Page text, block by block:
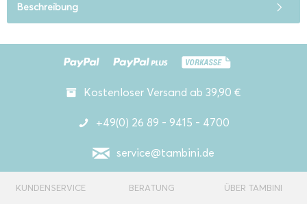
Beschreibung
Kostenloser Versand ab 39,90 €
+49(0) 26 89 - 9415 - 4700
service@tambini.de
KUNDENSERVICE BERATUNG ÜBER TAMBINI